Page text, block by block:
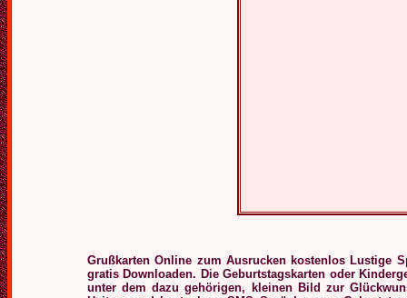
Grußkarten Online zum Ausrucken kostenlos Lustige
gratis Downloaden. Die Geburtstagskarten oder
unter dem dazu gehörigen, kleinen Bild zur